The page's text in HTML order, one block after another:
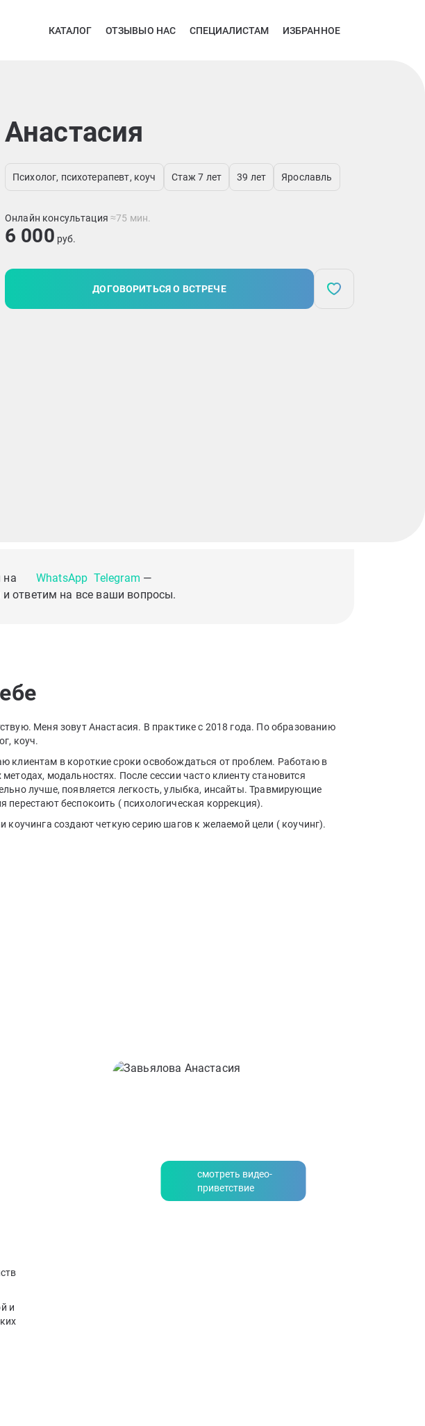
КАТАЛОГ ОТЗЫВЫО НАС СПЕЦИАЛИСТАМ ИЗБРАННОЕ
Анастасия
Психолог, психотерапевт, коуч Стаж 7 лет 39 лет Ярославль
Онлайн консультация≈75 мин.
6 000 руб.
ДОГОВОРИТЬСЯ О ВСТРЕЧЕ
на WhatsApp Telegram —
ответим на все ваши вопросы.
Меня зовут Анастасия. В практике с 2018 года. По образованию
коуч.
клиентам в короткие сроки освобождаться от проблем. Работаю в
методах, модальностях. После сессии часто клиенту становится
лучше, появляется легкость, улыбка, инсайты. Травмирующие
перестают беспокоить ( психологическая коррекция).
коучинга создают четкую серию шагов к желаемой цели ( коучинг).
и
смотреть видео-
приветствие